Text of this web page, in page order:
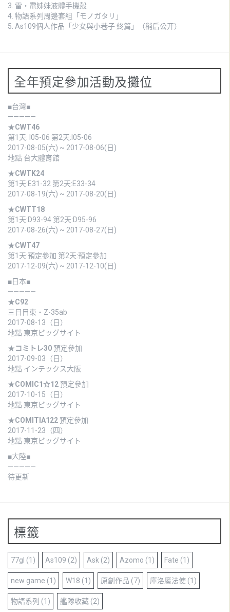
3. 雷・電姊妹液體手機殼
4. 物語系列周邊套組「モノガタリ」
5. As109個人作品「少女與小巷子 終篇」（稍后公开）
全年預定參加活動及攤位
■台灣■
—————
★CWT46
第1天: I05-06 第2天:I05-06
2017-08-05(六) ~ 2017-08-06(日)
地點 台大體育館
★CWTK24
第1天:E31-32 第2天:E33-34
2017-08-19(六) ~ 2017-08-20(日)
★CWTT18
第1天:D93-94 第2天:D95-96
2017-08-26(六) ~ 2017-08-27(日)
★CWT47
第1天:預定參加 第2天:預定參加
2017-12-09(六) ~ 2017-12-10(日)
■日本■
—————
★C92
三日目東・Z-35ab
2017-08-13（日）
地點 東京ビッグサイト
★コミトレ30預定參加
2017-09-03（日）
地點 インテックス大阪
★COMIC1☆12預定參加
2017-10-15（日）
地點 東京ビッグサイト
★COMITIA122預定參加
2017-11-23（四）
地點 東京ビッグサイト
■大陸■
—————
待更新
標籤
77gl (1) As109 (2) Ask (2) Azomo (1) Fate (1)
new game (1) W18 (1) 原創作品 (7) 庫洛魔法使 (1)
物語系列 (1) 艦隊收藏 (2)